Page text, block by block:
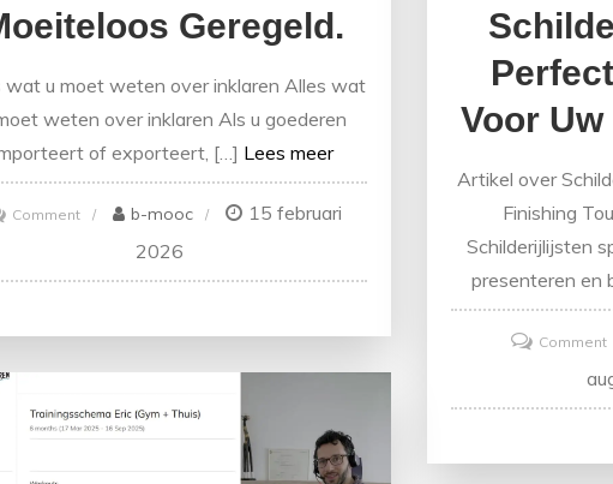
Geregeld.
wat u moet weten over inklaren Alles wat
weten over inklaren Als u goederen
of exporteert, […] Lees meer
Commenton
met
b-mooc
15 februari
2026
Voor
Artikel over
Finishing
Schilderijlijsten
presenteren en
Comment